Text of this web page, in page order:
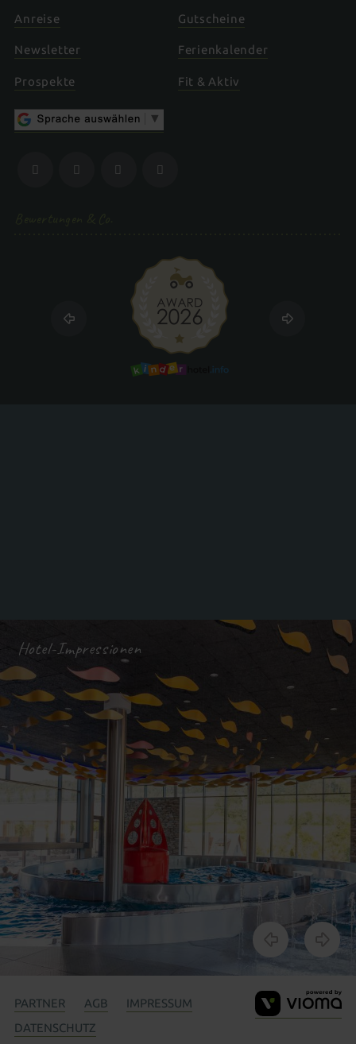
Anreise Gutscheine
Newsletter Ferienkalender
Prospekte Fit & Aktiv
Hotel-Impressionen
PARTNER AGB
IMPRESSUM
DATENSCHUTZ